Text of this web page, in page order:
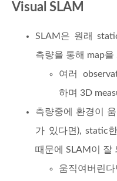
Visual SLAM
SLAM은 원래
측량을 통해 map
여러
하며 3D
측량중에 환경이
가 있다면), static
때문에 SLAM이 잘
움직여버린